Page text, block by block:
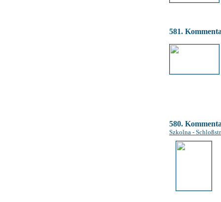
581.
580.
Szkolna -